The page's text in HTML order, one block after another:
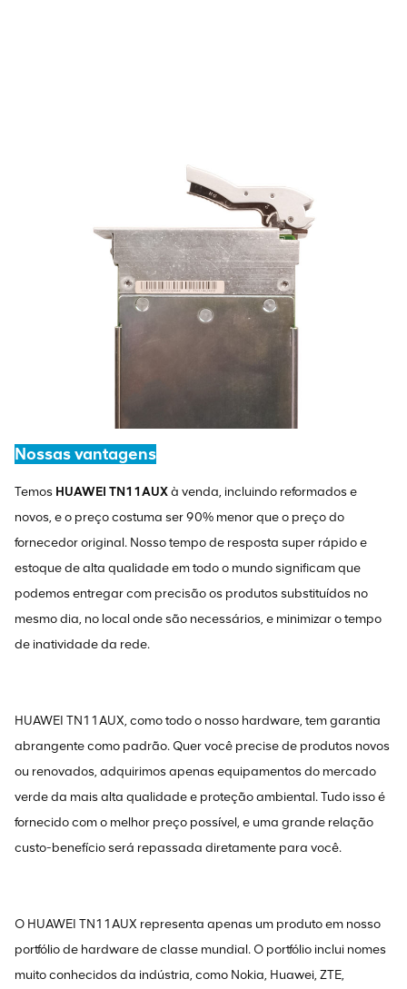
Nossas vantagens
Temos HUAWEI TN11AUXà venda, incluindo reformados e
novos, e o preço costuma ser 90% menor que o preço do
fornecedor original. Nosso tempo de resposta super rápido e
estoque de alta qualidade em todo o mundo significam que
podemos entregar com precisão os produtos substituídos no
mesmo dia, no local onde são necessários, e minimizar o tempo
de inatividade da rede.
HUAWEI TN11AUX, como todo o nosso hardware, tem garantia
abrangente como padrão. Quer você precise de produtos novos
ou renovados, adquirimos apenas equipamentos do mercado
verde da mais alta qualidade e proteção ambiental. Tudo isso é
fornecido com o melhor preço possível, e uma grande relação
custo-benefício será repassada diretamente para você.
O HUAWEI TN11AUX representa apenas um produto em nosso
portfólio de hardware de classe mundial. O portfólio inclui nomes
muito conhecidos da indústria, como Nokia, Huawei, ZTE,